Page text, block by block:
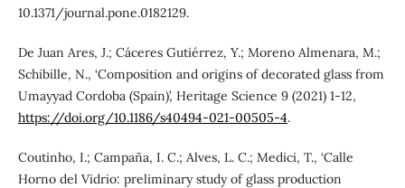
10.1371/journal.pone.0182129.
De Juan Ares, J.; Cáceres Gutiérrez, Y.; Moreno Almenara, M.;
Schibille, N., ‘Composition and origins of decorated glass from
Umayyad Cordoba (Spain)’, Heritage Science 9 (2021) 1-12,
https://doi.org/10.1186/s40494-021-00505-4.
Coutinho, I.; Campaña, I. C.; Alves, L. C.; Medici, T., ‘Calle
Horno del Vidrio: preliminary study of glass production